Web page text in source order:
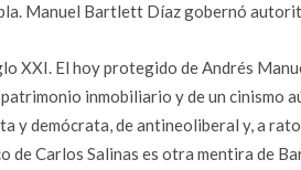
Manuel Bartlett Díaz gobernó
XXI. El hoy protegido de Andrés
inmobiliario y de un cinismo
y demócrata, de antineoliberal y, a
de Carlos Salinas es otra mentira de